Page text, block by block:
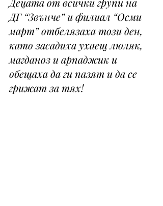
ДГ “Звънче” и филиал “Осми
март” отбелязаха този ден,
като засадиха ухаещ люляк,
магданоз и арпаджик и
обещаха да ги пазят и да се
грижат за тях!